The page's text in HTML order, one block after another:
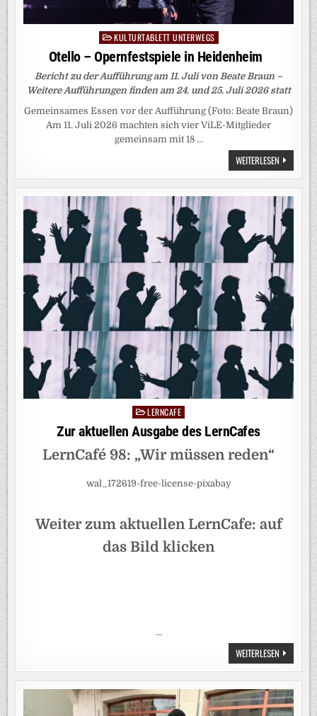
Posted
in
KULTURTABLETT UNTERWEGS
Otello – Opernfestspiele in Heidenheim
Bericht zu der Aufführung am 11. Juli von Beate Braun –
Weitere Aufführungen finden am 24. und 25. Juli 2026 statt
Gemeinsames Essen vor der Aufführung (Foto: Beate Braun)
Am 11. Juli 2026 machten sich vier ViLE-Mitglieder
gemeinsam mit 18 …
WEITERLESENOTELLO
–
IN
Posted
in
LERNCAFE
Zur aktuellen Ausgabe des LernCafes
LernCafé 98: „Wir müssen reden“
wal_172619-free-license-pixabay
Weiter zum aktuellen LernCafe: auf
das Bild klicken
…
WEITERLESENZUR
AKTUELLEN
AUSGABE
DES
LERNCAFES